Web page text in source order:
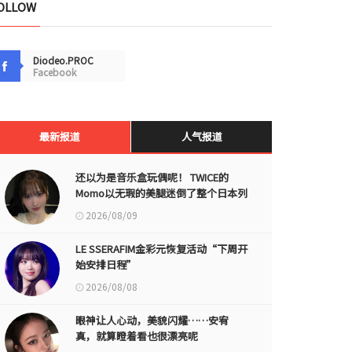
Diodeo.PROC
Facebook
最新报道 人气报道
还以为是音乐盒玩偶呢！ TWICE的
Momo以无瑕的美腿迷倒了整个日本列
岛 2026/08/09
LE SSERAFIM金彩元恢复活动“下周开
始安排日程”
2026/08/08
眼神让人心动，美貌闪耀……安宥
真，就算瞪着看也很漂亮呢